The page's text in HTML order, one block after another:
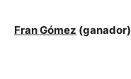
Fran Gómez (ganador)